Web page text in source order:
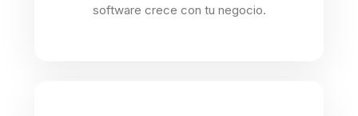
software crece con tu negocio.